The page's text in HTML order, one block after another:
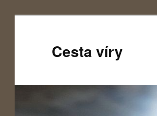
Cesta víry